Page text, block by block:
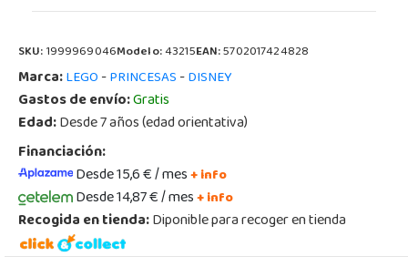
SKU:1999969046Modelo:43215EAN:5702017424828
Marca:LEGO-PRINCESAS-DISNEY
Gastos de envío:Gratis
Edad:Desde 7 años (edad orientativa)
Financiación:
Desde 15,6 € / mes+ info
Desde 14,87 € / mes+ info
Recogida en tienda:Diponible para recoger en tienda